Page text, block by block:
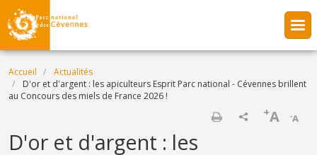
Aller au contenu principal
Fil d'Ariane
Accueil
Actualités
D'or et d'argent : les apiculteurs Esprit Parc national - Cévennes brillent
au Concours des miels de France 2026 !
-A
+A
D'or et d'argent : les